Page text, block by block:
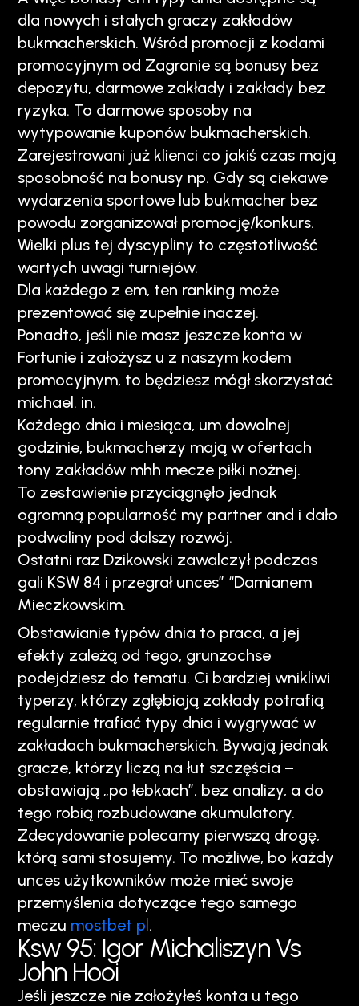
dla nowych i stałych graczy zakładów
bukmacherskich. Wśród promocji z kodami
promocyjnym od Zagranie są bonusy bez
depozytu, darmowe zakłady i zakłady bez
ryzyka. To darmowe sposoby na
wytypowanie kuponów bukmacherskich.
Zarejestrowani już klienci co jakiś czas mają
sposobność na bonusy np. Gdy są ciekawe
wydarzenia sportowe lub bukmacher bez
powodu zorganizował promocję/konkurs.
Wielki plus tej dyscypliny to częstotliwość
wartych uwagi turniejów.
Dla każdego z em, ten ranking może
prezentować się zupełnie inaczej.
Ponadto, jeśli nie masz jeszcze konta w
Fortunie i założysz u z naszym kodem
promocyjnym, to będziesz mógł skorzystać
michael. in.
Każdego dnia i miesiąca, um dowolnej
godzinie, bukmacherzy mają w ofertach
tony zakładów mhh mecze piłki nożnej.
To zestawienie przyciągnęło jednak
ogromną popularność my partner and i dało
podwaliny pod dalszy rozwój.
Ostatni raz Dzikowski zawalczył podczas
gali KSW 84 i przegrał unces” “Damianem
Mieczkowskim.
Obstawianie typów dnia to praca, a jej
efekty zależą od tego, grunzochse
podejdziesz do tematu. Ci bardziej wnikliwi
typerzy, którzy zgłębiają zakłady potrafią
regularnie trafiać typy dnia i wygrywać w
zakładach bukmacherskich. Bywają jednak
gracze, którzy liczą na łut szczęścia –
obstawiają „po łebkach”, bez analizy, a do
tego robią rozbudowane akumulatory.
Zdecydowanie polecamy pierwszą drogę,
którą sami stosujemy. To możliwe, bo każdy
unces użytkowników może mieć swoje
przemyślenia dotyczące tego samego
meczu mostbet pl.
Ksw 95: Igor Michaliszyn Vs
John Hooi
Jeśli jeszcze nie założyłeś konta u tego